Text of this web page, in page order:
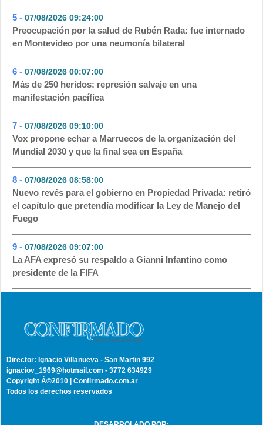
5 - 07/08/2026 09:24:00
Preocupación por la salud de Rubén Rada: fue internado
en Montevideo por una neumonía bilateral
6 - 07/08/2026 00:07:00
Más de 250 heridos: represión salvaje en una
manifestación pacífica
7 - 07/08/2026 09:10:00
Vox propone echar a Marruecos de la organización del
Mundial 2030 y que la final sea en España
8 - 07/08/2026 08:58:00
Nuevo revés para el gobierno en Propiedad Privada: retiró
el capítulo que pretendía modificar la Ley de Manejo del
Fuego
9 - 07/08/2026 09:07:00
La AFA expresó su respaldo a Gianni Infantino como
presidente de la FIFA
Director: Ignacio Villanueva - San Martin 992
ignaciov_1969@hotmail.com - 3772 634929
Copyright Â©2010 | Confirmado.com.ar
Todos los derechos reservados